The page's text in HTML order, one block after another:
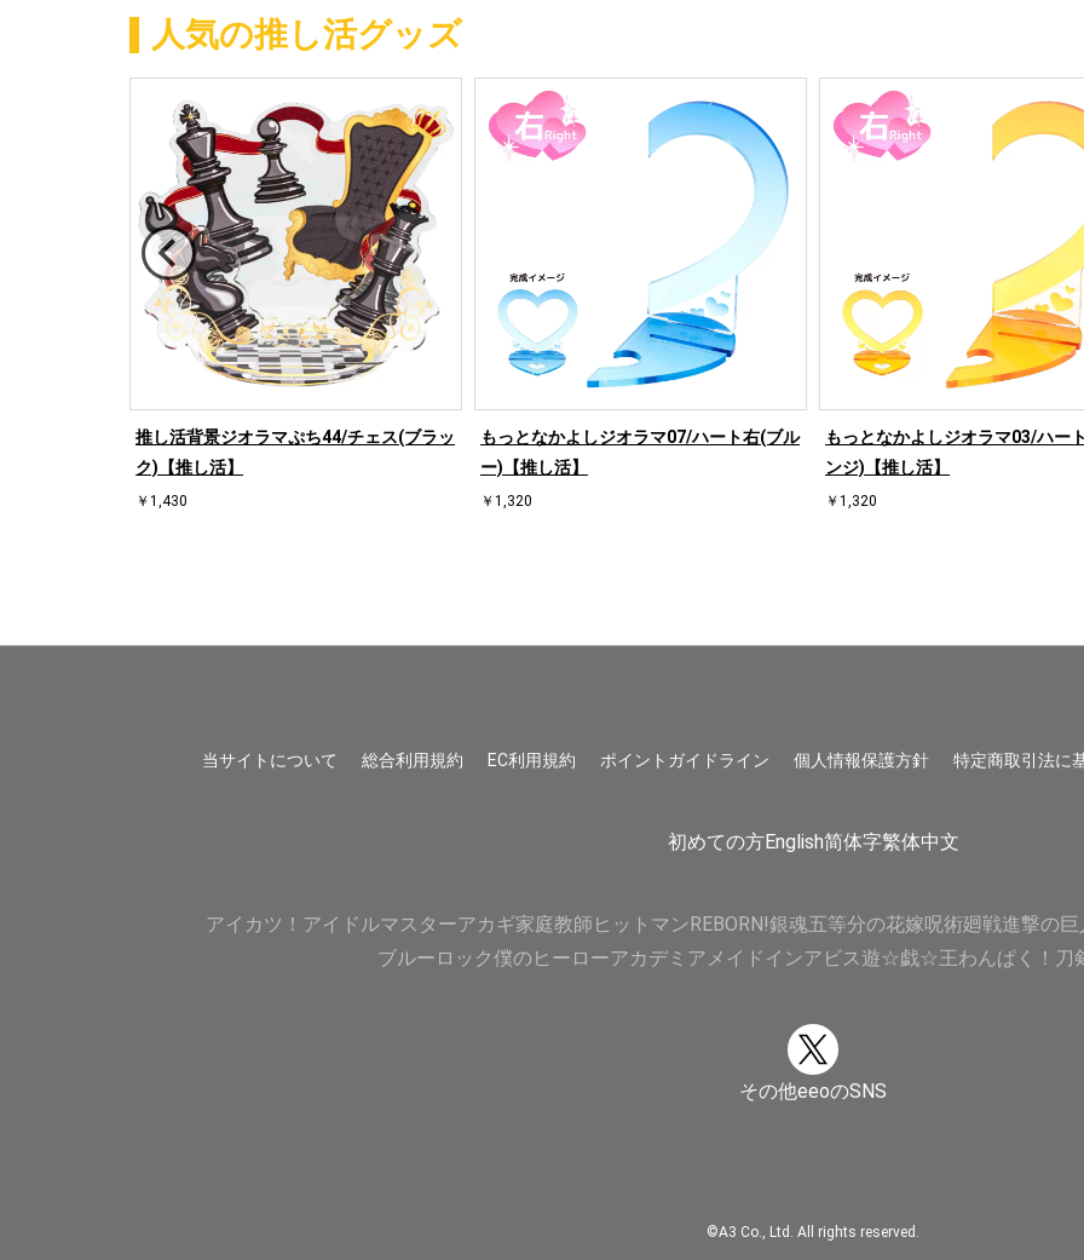
人気の推し活グッズ
推し活背景ジオラマぷち44/チェス(ブラッ
ク)【推し活】
￥1,430
もっとなかよしジオラマ07/ハート右(ブル
ー)【推し活】
￥1,320
もっとなかよしジオラマ03/ハー
ンジ)【推し活】
￥1,320
当サイトについて 総合利用規約 EC利用規約 ポイントガイドライン 個人情報保護方針 特定商取引法に
初めての方English简体字繁体中文
アイカツ！ アイドルマスターアカギ家庭教師ヒットマンREBORN!銀魂五等分の花嫁呪術廻戦進撃の巨
ブルーロック僕のヒーローアカデミア メイドインアビス遊☆戯☆王わんぱく！刀
その他eeoのSNS
©A3 Co., Ltd. All rights reserved.